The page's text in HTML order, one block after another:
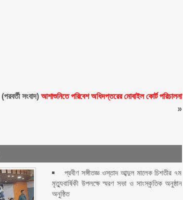
(পরবর্তী সংবাদ)আশাশুনিতে পরিবেশ অধিদপ্তরের মোবাইল কোর্ট পরিচালনা
»
প্রবীণ সঙ্গীতজ্ঞ ওস্তাদ আব্দুল মালেক চিশতীর ৭ম
মৃত্যুবার্ষিকী উপলক্ষে স্মরণ সভা ও সাংস্কৃতিক অনুষ্ঠান
অনুষ্ঠিত